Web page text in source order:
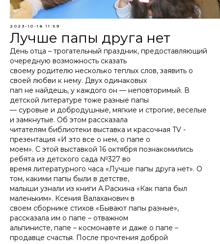
2023-10-18 11:59
Лучше папы друга нет
День отца – трогательный праздник, предоставляющий
очередную возможность сказать
своему родителю несколько теплых слов, заявить о
своей любви к нему. Двух одинаковых
пап не найдешь, у каждого он — неповторимый. В
детской литературе тоже разные папы
— суровые и добродушные, мягкие и строгие, веселые
и замкнутые. Об этом рассказала
читателям библиотеки выставка и красочная TV -
презентация «И это все о нем, о папе о
моем». С этой выставкой 16 октября познакомились
ребята из детского сада №327 во
время литературного часа «Лучше папы друга нет». О
том, какими папы были в детстве,
малыши узнали из книги А.Раскина «Как папа был
маленьким». Ксения Валаханович в
своем сборнике стихов «Бывают папы разные»,
рассказала им о папе – отважном
альпинисте, папе – космонавте и даже о папе –
продавце счастья. После прочтения доброй